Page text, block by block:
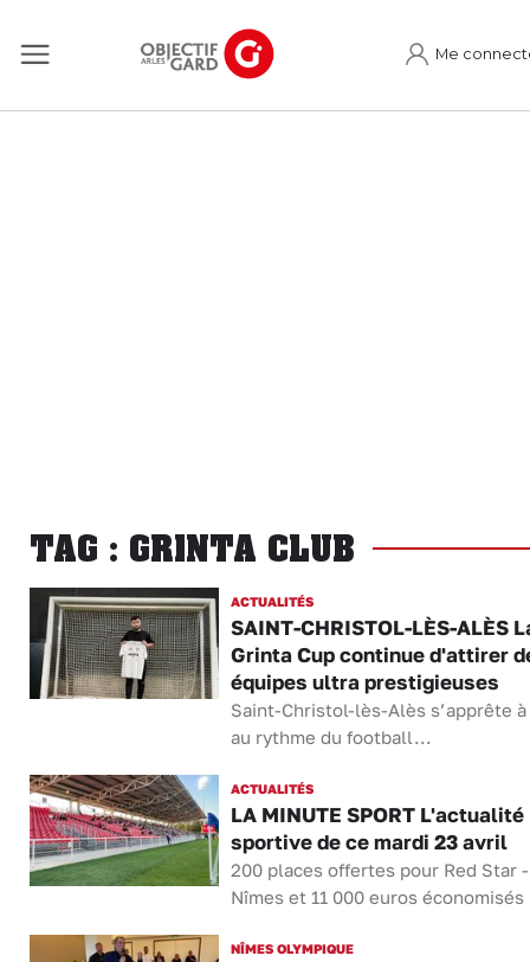
Me
TAG : GRINTA CLUB
ACTUALITÉS
SAINT-CHRISTOL-LÈS-ALÈS
Grinta Cup continue d'attirer
équipes ultra prestigieuses
Saint-Christol-lès-Alès s’apprête
au rythme du football...
ACTUALITÉS
LA MINUTE SPORT L'actualité
sportive de ce mardi 23 avril
200 places offertes pour Red Star -
Nîmes et 11 000 euros
NÎMES OLYMPIQUE